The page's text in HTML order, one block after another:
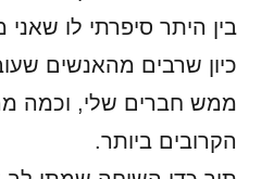
בין היתר סיפרתי לו
כיון שרבים מהאנשים
ממש חברים שלי, וכמה
הקרובים ביותר.